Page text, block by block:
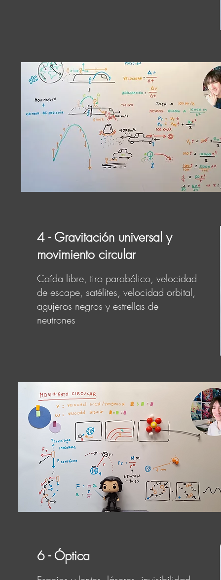
4 - Gravitación universal y
movimiento circular
Caída libre, tiro parabólico, velocidad
de escape, satélites, velocidad orbital,
agujeros negros y estrellas de
neutrones
6 - Óptica